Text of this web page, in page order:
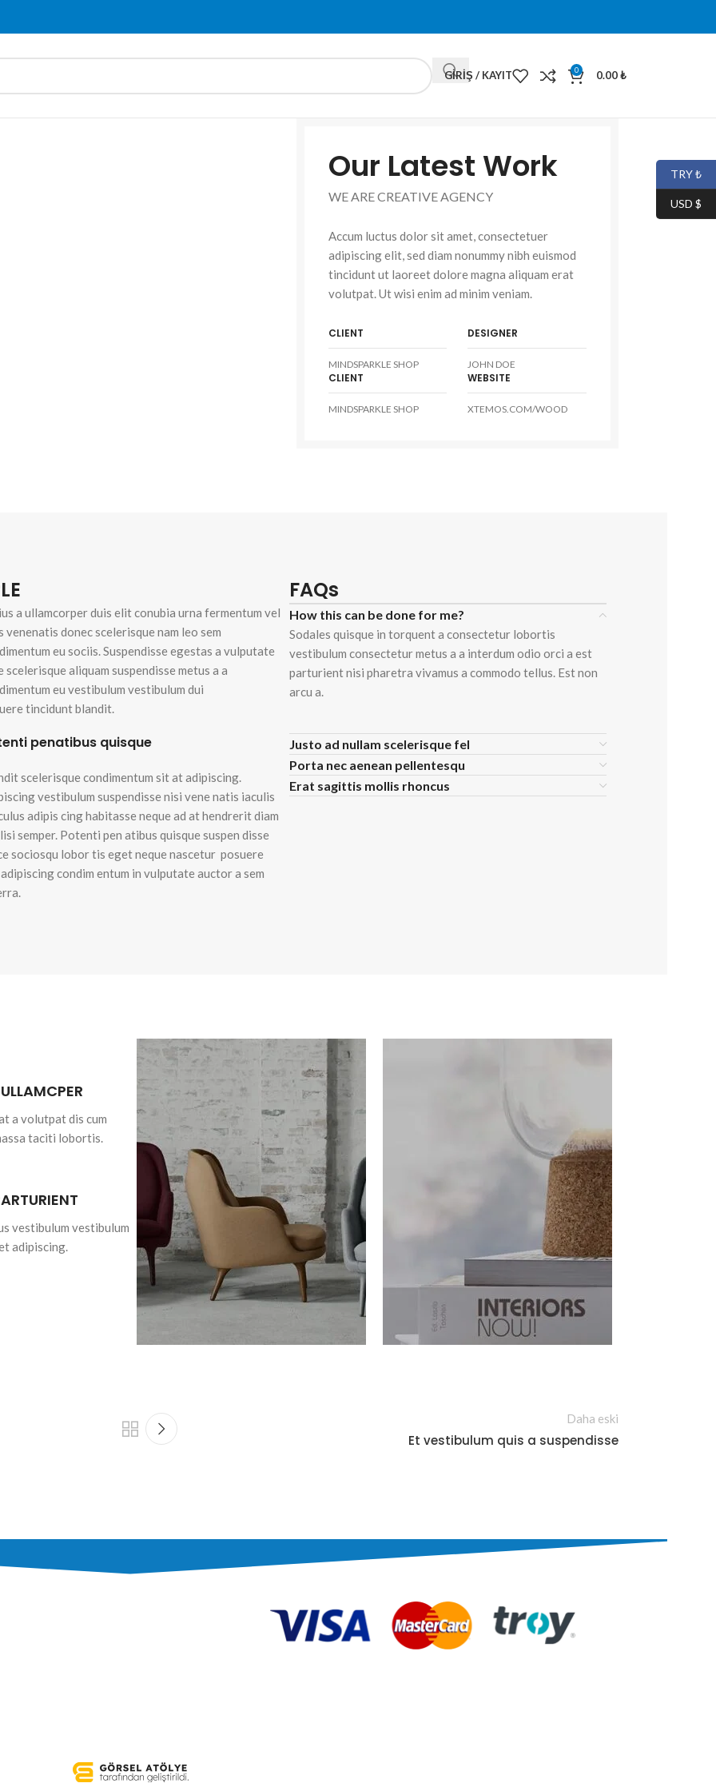
GIRIŞ / KAYIT 0 0.00₺
Our Latest Work
WE ARE CREATIVE AGENCY
Accum luctus dolor sit amet, consectetuer
adipiscing elit, sed diam nonummy nibh euismod
tincidunt ut laoreet dolore magna aliquam erat
volutpat. Ut wisi enim ad minim veniam.
CLIENT
MINDSPARKLE SHOP
DESIGNER
JOHN DOE
CLIENT
MINDSPARKLE SHOP
WEBSITE
XTEMOS.COM/WOOD
a ullamcorper duis elit conubia urna fermentum vel
venenatis donec scelerisque nam leo sem
eu sociis. Suspendisse egestas a vulputate
scelerisque aliquam suspendisse metus a a
eu vestibulum vestibulum dui
tincidunt blandit.
penatibus quisque
scelerisque condimentum sit at adipiscing.
vestibulum suspendisse nisi vene natis iaculis
adipis cing habitasse neque ad at hendrerit diam
semper. Potenti pen atibus quisque suspen disse
sociosqu lobor tis eget neque nascetur posuere
condim entum in vulputate auctor a sem
FAQs
How this can be done for me?
Sodales quisque in torquent a consectetur lobortis
vestibulum consectetur metus a a interdum odio orci a est
parturient nisi pharetra vivamus a commodo tellus. Est non
arcu a.
Justo ad nullam scelerisque fel
Porta nec aenean pellentesqu
Erat sagittis mollis rhoncus
a volutpat dis cum
taciti lobortis.
vestibulum vestibulum
adipiscing.
Daha eski
Et vestibulum quis a suspendisse
TRY ₺
USD $